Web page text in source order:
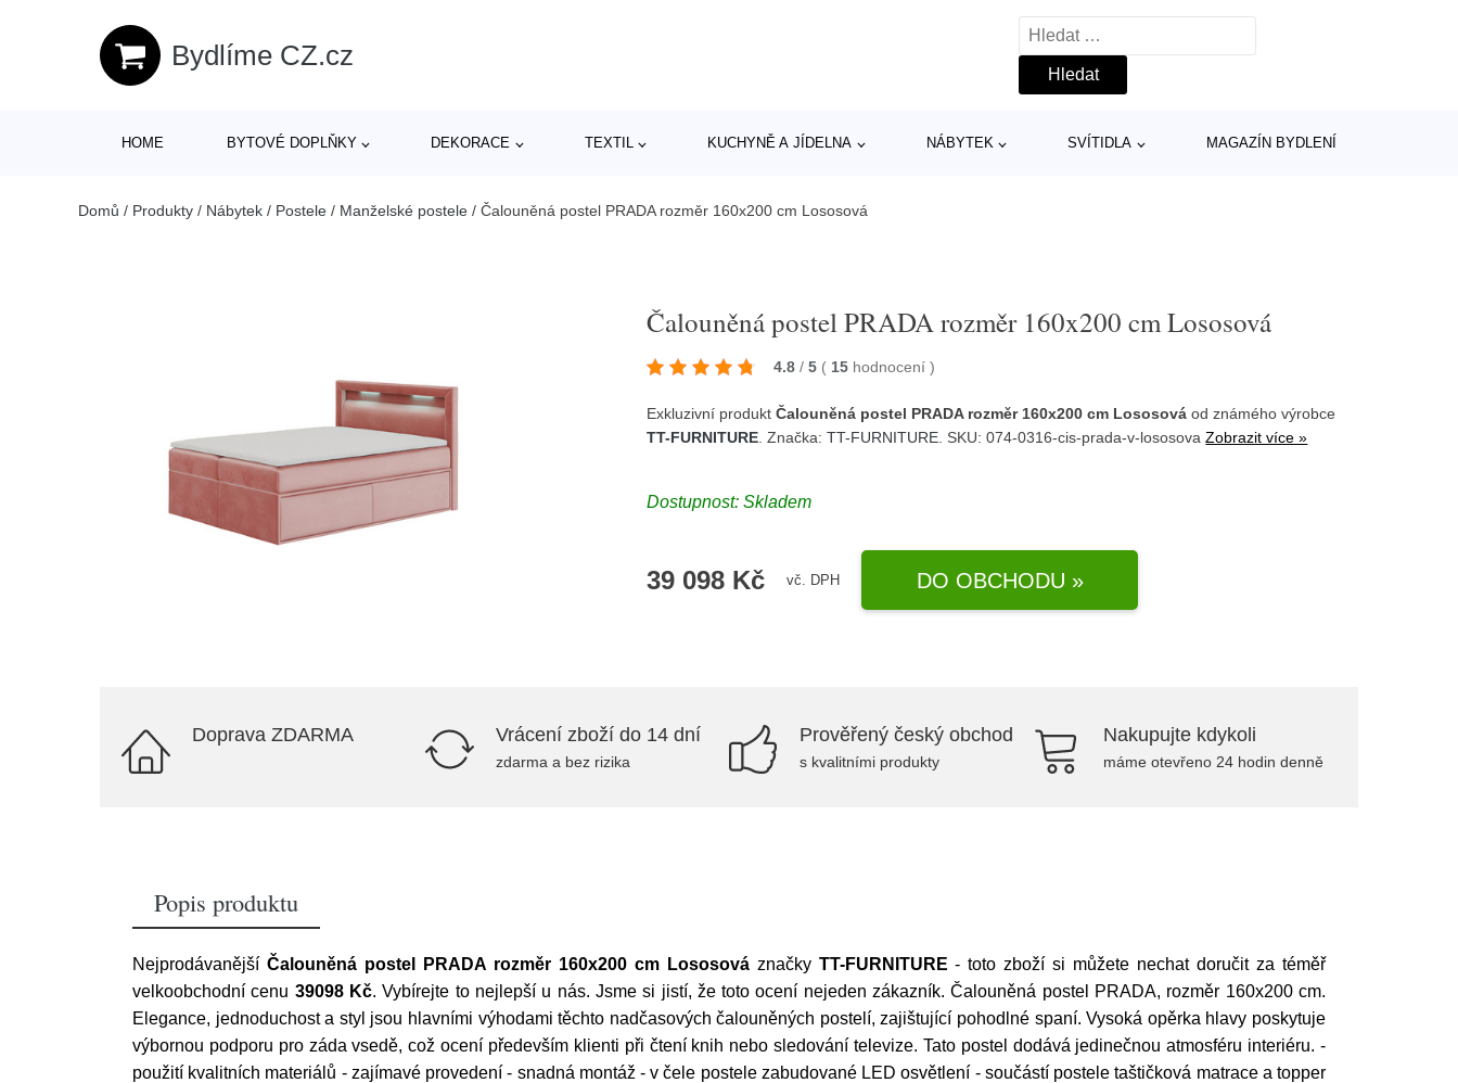
Bydlíme CZ.cz
Vyhledávání
HOME BYTOVÉ DOPLŇKY DEKORACE TEXTIL KUCHYNĚ A JÍDELNA NÁBYTEK SVÍTIDLA MAGAZÍN BYDLENÍ
Domů / Produkty / Nábytek / Postele / Manželské postele / Čalouněná postel PRADA rozměr 160x200 cm Lososová
Čalouněná postel PRADA rozměr 160x200 cm Lososová
4.8 / 5 ( 15 hodnocení)
Exkluzivní produktČalouněná postel PRADA rozměr 160x200 cm Lososová od známého výrobce
TT-FURNITURE . Značka:TT-FURNITURE . SKU: 074-0316-cis-prada-v-lososovaZobrazit více »
Dostupnost:Skladem
39 098 Kč vč. DPH DO OBCHODU »
Doprava ZDARMA Vrácení zboží do 14 dní
zdarma a bez rizika
Prověřený český obchod
s kvalitními produkty
Nakupujte kdykoli
máme otevřeno 24 hodin denně
Popis produktu
Nejprodávanější Čalouněná postel PRADA rozměr 160x200 cm Lososováznačky TT-FURNITURE - toto zboží si můžete nechat doručit za téměř
velkoobchodní cenu 39098 Kč. Vybírejte to nejlepší u nás. Jsme si jistí, že toto ocení nejeden zákazník. Čalouněná postel PRADA, rozměr 160x200 cm.
Elegance, jednoduchost a styl jsou hlavními výhodami těchto nadčasových čalouněných postelí, zajištující pohodlné spaní. Vysoká opěrka hlavy poskytuje
výbornou podporu pro záda vsedě, což ocení především klienti při čtení knih nebo sledování televize. Tato postel dodává jedinečnou atmosféru interiéru. -
použití kvalitních materiálů - zajímavé provedení - snadná montáž - v čele postele zabudované LED osvětlení - součástí postele taštičková matrace a topper